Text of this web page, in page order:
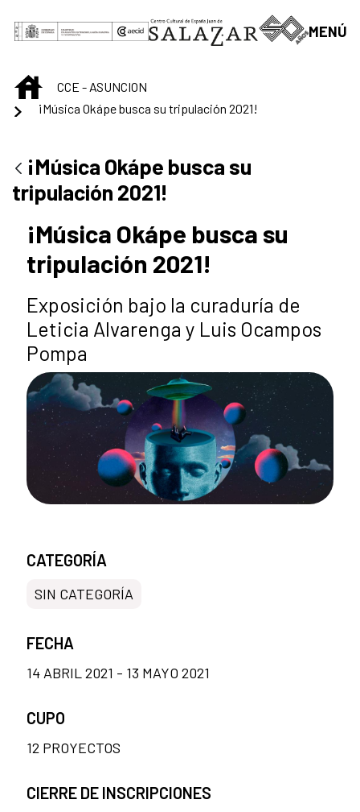
Saltar al contenido principal
MENÚ
INICIOCCE - ASUNCION
¡Música Okápe busca su tripulación 2021!
¡Música Okápe busca su
tripulación 2021!
¡Música Okápe busca su
tripulación 2021!
Exposición bajo la curaduría de
Leticia Alvarenga y Luis Ocampos
Pompa
CATEGORÍA
SIN CATEGORÍA
FECHA
14 ABRIL 2021 - 13 MAYO 2021
CUPO
12 PROYECTOS
CIERRE DE INSCRIPCIONES